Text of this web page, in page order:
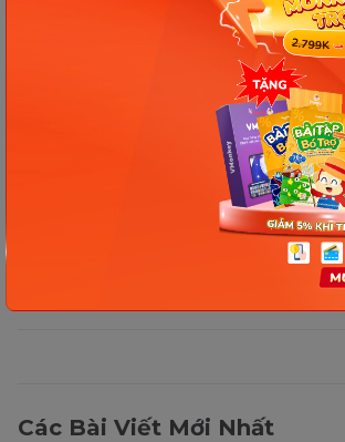
Thông tin trong bài viết được
mục đích tham khảo và có thể
không cần báo trước. Quý khách
kiểm tra lại qua các kênh chính
hệ trực tiếp với đơn vị liên quan
Các Bài Viết Mới Nhất